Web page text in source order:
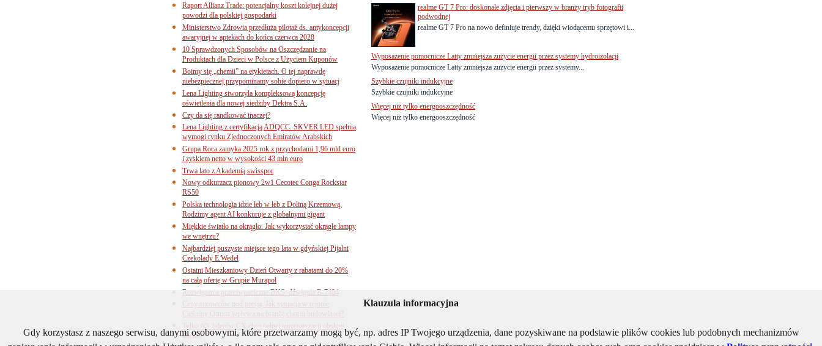
realme GT 7 Pro: doskonałe zdjęcia i pierwszy w branży tryb fotografii
podwodnej
realme GT 7 Pro na nowo definiuje trendy, dzięki wiodącemu sprzętowi i...
Wyposażenie pomocnicze Latty zmniejsza zużycie energii przez systemy hydroizolacji
Wyposażenie pomocnicze Latty zmniejsza zużycie energii przez systemy...
Szybkie czujniki indukcyjne
Szybkie czujniki indukcyjne
Więcej niż tylko energooszczędność
Więcej niż tylko energooszczędność
Raport Allianz Trade: potencjalny koszt kolejnej dużej
powodzi dla polskiej gospodarki
Ministerstwo Zdrowia przedłuża pilotaż ds. antykoncepcji
awaryjnej w aptekach do końca czerwca 2028
10 Sprawdzonych Sposobów na Oszczędzanie na
Produktach dla Dzieci w Polsce z Użyciem Kuponów
Boimy się „chemii” na etykietach. O tej naprawdę
niebezpiecznej przypominamy sobie dopiero w sytuacj
Lena Lighting stworzyła kompleksową koncepcję
oświetlenia dla nowej siedziby Dektra S.A.
Czy da się randkować inaczej?
Lena Lighting z certyfikacją ADQCC. SKVER LED spełnia
wymogi rynku Zjednoczonych Emiratów Arabskich
Grupa Roca zamyka 2025 rok z przychodami 1,96 mld euro
i zyskiem netto w wysokości 43 mln euro
Trwa lato z Akademią swisspor
Nowy odkurzacz pionowy 2w1 Cecotec Conga Rockstar
RS50
Polska technologia idzie łeb w łeb z Doliną Krzemową.
Rodzimy agent AI konkuruje z globalnymi gigant
Miękkie światło na okrągło. Jak wykorzystać okrągłe lampy
we wnętrzu?
Najbardziej puszyste miejsce tego lata w gdyńskiej Pijalni
Czekolady E.Wedel
Ostatni Mieszkaniowy Dzień Otwarty z rabatami do 20%
na całą ofertę w Grupie Murapol
Rozwiązania przeciwpaniczne BKS: dźwignia B-7404
Ceny surowców pod presją. Jak sytuacja w rejonie
Cieśniny Ormuz wpływa na branżę chemii budowlanej?
Tylko 6% liderów CX chce pełnej automatyzacji obsługi
klienta
Klauzula informacyjna
Gdy korzystasz z naszego serwisu, danymi osobowymi, które przetwarzamy mogą być, np. adres IP Twojego urządzenia, dane pozyskiwane na podstawie plików cookies lub podobnych mechanizmów